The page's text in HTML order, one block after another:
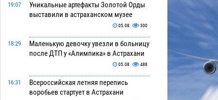
19:07
Уникальные артефакты Золотой Орды
выставили в астраханском музее
05.08 300
18:29
Маленькую девочку увезли в больницу
после ДТП у «Алимпика» в Астрахани
05.08 488
16:31
Всероссийская летняя перепись
воробьев стартует в Астрахани